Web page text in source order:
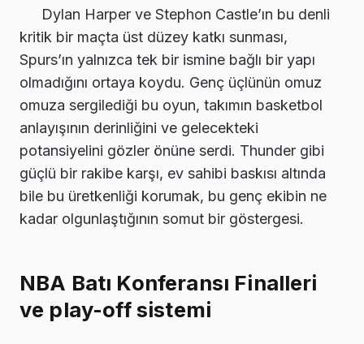
Dylan Harper ve Stephon Castle’ın bu denli
kritik bir maçta üst düzey katkı sunması,
Spurs’ın yalnızca tek bir ismine bağlı bir yapı
olmadığını ortaya koydu. Genç üçlünün omuz
omuza sergilediği bu oyun, takımın basketbol
anlayışının derinliğini ve gelecekteki
potansiyelini gözler önüne serdi. Thunder gibi
güçlü bir rakibe karşı, ev sahibi baskısı altında
bile bu üretkenliği korumak, bu genç ekibin ne
kadar olgunlaştığının somut bir göstergesi.
NBA Batı Konferansı Finalleri
ve play-off sistemi